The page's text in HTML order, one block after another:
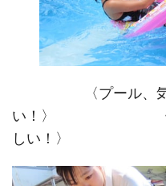
〈プール、気
い！〉 〈お母
しい！〉